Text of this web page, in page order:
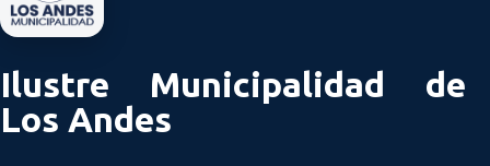
Ilustre Municipalidad de
Los Andes